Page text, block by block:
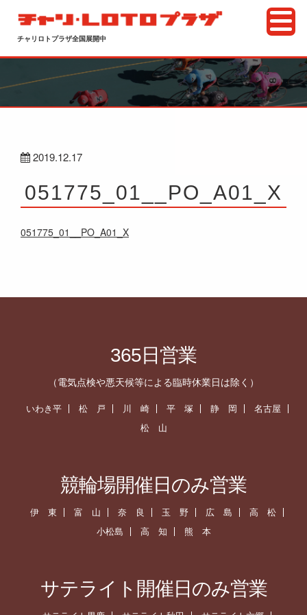
チャリロトプラザ全国展開中
2019.12.17
051775_01__PO_A01_X
051775_01__PO_A01_X
365日営業
（電気点検や悪天候等による臨時休業日は除く）
いわき平 松 戸 川 崎 平 塚 静 岡
名古屋
松 山
競輪場開催日のみ営業
伊 東 富 山 奈 良 玉 野 広 島
高 松
小松島
高 知 熊 本
サテライト開催日のみ営業